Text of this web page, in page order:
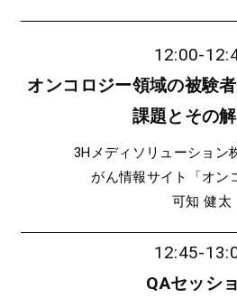
12:00-
オンコロジー領域の被験
課題とその
3Hメディソリューション
がん情報サイト「オン
可知 健太
12:45-
QAセッシ